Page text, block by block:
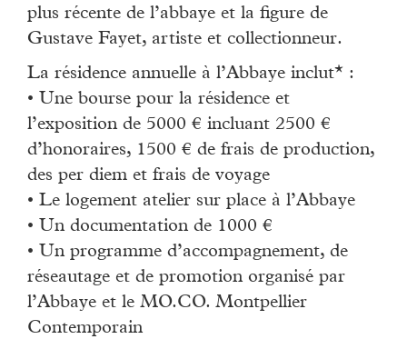
plus récente de l’abbaye et la figure de
Gustave Fayet, artiste et collectionneur.
La résidence annuelle à l’Abbaye inclut* :
• Une bourse pour la résidence et
l’exposition de 5000 € incluant 2500 €
d’honoraires, 1500 € de frais de production,
des per diem et frais de voyage
• Le logement atelier sur place à l’Abbaye
• Un documentation de 1000 €
• Un programme d’accompagnement, de
réseautage et de promotion organisé par
l’Abbaye et le MO.CO. Montpellier
Contemporain